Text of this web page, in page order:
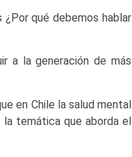
¿Por qué debemos hablar
a la generación de más
en Chile la salud mental
la temática que aborda el